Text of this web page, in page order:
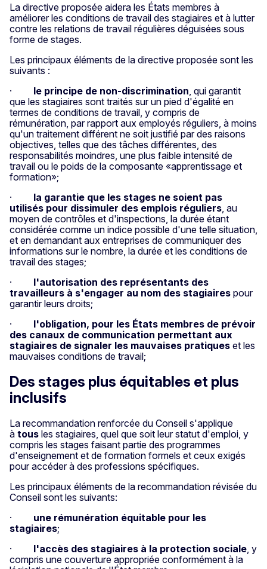
La directive proposée aidera les États membres à
améliorer les conditions de travail des stagiaires et à lutter
contre les relations de travail régulières déguisées sous
forme de stages.
Les principaux éléments de la directive proposée sont les
suivants :
· le principe de non-discrimination , qui garantit
que les stagiaires sont traités sur un pied d'égalité en
termes de conditions de travail, y compris de
rémunération, par rapport aux employés réguliers, à moins
qu'un traitement différent ne soit justifié par des raisons
objectives, telles que des tâches différentes, des
responsabilités moindres, une plus faible intensité de
travail ou le poids de la composante «apprentissage et
formation»;
· la garantie que les stages ne soient pas
utilisés pour dissimuler des emplois réguliers , au
moyen de contrôles et d'inspections, la durée étant
considérée comme un indice possible d'une telle situation,
et en demandant aux entreprises de communiquer des
informations sur le nombre, la durée et les conditions de
travail des stages;
· l'autorisation des représentants des
travailleurs à s'engager au nom des stagiaires pour
garantir leurs droits;
· l'obligation, pour les États membres de prévoir
des canaux de communication permettant aux
stagiaires de signaler les mauvaises pratiques et les
mauvaises conditions de travail;
Des stages plus équitables et plus
inclusifs
La recommandation renforcée du Conseil s'applique
à tous les stagiaires, quel que soit leur statut d'emploi, y
compris les stages faisant partie des programmes
d'enseignement et de formation formels et ceux exigés
pour accéder à des professions spécifiques.
Les principaux éléments de la recommandation révisée du
Conseil sont les suivants:
· une rémunération équitable pour les
stagiaires;
· l'accès des stagiaires à la protection sociale , y
compris une couverture appropriée conformément à la